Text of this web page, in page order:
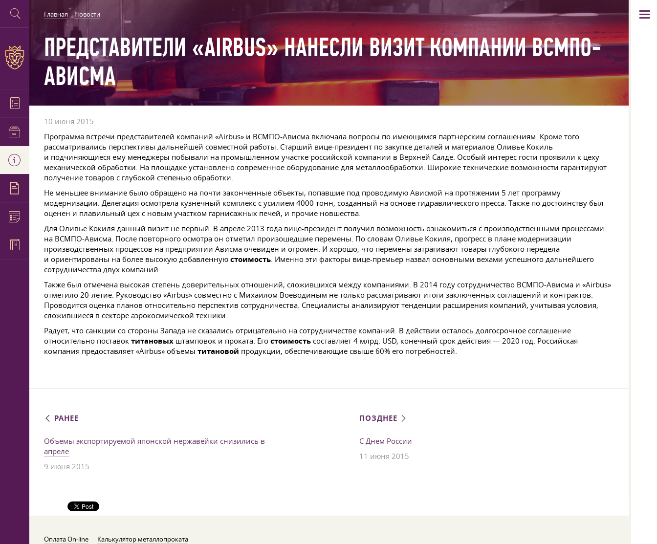
Главная Новости
ПРЕДСТАВИТЕЛИ «AIRBUS» НАНЕСЛИ ВИЗИТ КОМПАНИИ ВСМПО-
АВИСМА
10 июня 2015
Программа встречи представителей компаний «Airbus» и ВСМПО-Ависма включала вопросы по имеющимся партнерским соглашениям. Кроме того
рассматривались перспективы дальнейшей совместной работы. Старший вице-президент по закупке деталей и материалов Оливье Кокиль
и подчиняющиеся ему менеджеры побывали на промышленном участке российской компании в Верхней Салде. Особый интерес гости проявили к цеху
механической обработки. На площадке установлено современное оборудование для металлообработки. Широкие технические возможности гарантируют
получение товаров с глубокой степенью обработки.
Не меньшее внимание было обращено на почти законченные объекты, попавшие под проводимую Ависмой на протяжении 5 лет программу
модернизации. Делегация осмотрела кузнечный комплекс с усилием 4000 тонн, созданный на основе гидравлического пресса. Также по достоинству был
оценен и плавильный цех с новым участком гарнисажных печей, и прочие новшества.
Для Оливье Кокиля данный визит не первый. В апреле 2013 года вице-президент получил возможность ознакомиться с производственными процессами
на ВСМПО-Ависма. После повторного осмотра он отметил произошедшие перемены. По словам Оливье Кокиля, прогресс в плане модернизации
производственных процессов на предприятии Ависма очевиден и огромен. И хорошо, что перемены затрагивают товары глубокого передела
и ориентированы на более высокую добавленную стоимость. Именно эти факторы вице-премьер назвал основными вехами успешного дальнейшего
сотрудничества двух компаний.
Также был отмечена высокая степень доверительных отношений, сложившихся между компаниями. В 2014 году сотрудничество ВСМПО-Ависма и «Airbus»
отметило 20-летие. Руководство «Airbus» совместно с Михаилом Воеводиным не только рассматривают итоги заключенных соглашений и контрактов.
Проводится оценка планов относительно перспектив сотрудничества. Специалисты анализируют тенденции расширения компаний, учитывая условия,
сложившиеся в секторе аэрокосмической техники.
Радует, что санкции со стороны Запада не сказались отрицательно на сотрудничестве компаний. В действии осталось долгосрочное соглашение
относительно поставок титановых штамповок и проката. Его стоимость составляет 4 млрд. USD, конечный срок действия — 2020 год. Российская
компания предоставляет «Airbus» объемы титановой продукции, обеспечивающие свыше 60% его потребностей.
РАНЕЕ
Объемы экспортируемой японской нержавейки снизились в
апреле
9 июня 2015
ПОЗДНЕЕ
С Днем России
11 июня 2015
Оплата On-line Калькулятор металлопроката